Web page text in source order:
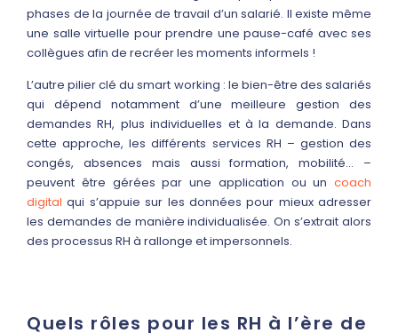
phases de la journée de travail d’un salarié. Il existe même
une salle virtuelle pour prendre une pause-café avec ses
collègues afin de recréer les moments informels !
L’autre pilier clé du smart working : le bien-être des salariés
qui dépend notamment d’une meilleure gestion des
demandes RH, plus individuelles et à la demande. Dans
cette approche, les différents services RH – gestion des
congés, absences mais aussi formation, mobilité… –
peuvent être gérées par une application ou un coach
digital qui s’appuie sur les données pour mieux adresser
les demandes de manière individualisée. On s’extrait alors
des processus RH à rallonge et impersonnels.
Quels rôles pour les RH à l’ère de